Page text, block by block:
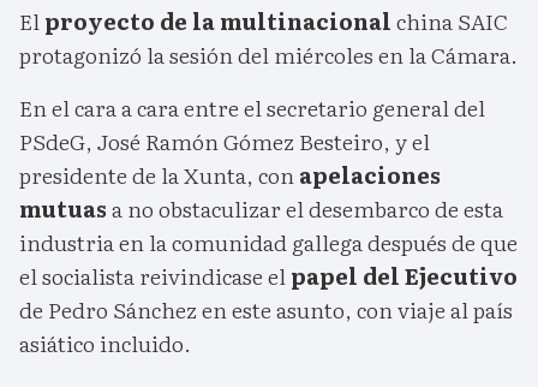
Elproyecto de la multinacionalchina SAIC
protagonizó la sesión del miércoles en la Cámara.
En el cara a cara entre el secretario general del
PSdeG, José Ramón Gómez Besteiro, y el
presidente de la Xunta, conapelaciones
mutuasa no obstaculizar el desembarco de esta
industria en la comunidad gallega después de que
el socialista reivindicase elpapel del Ejecutivo
de Pedro Sánchez en este asunto, con viaje al país
asiático incluido.